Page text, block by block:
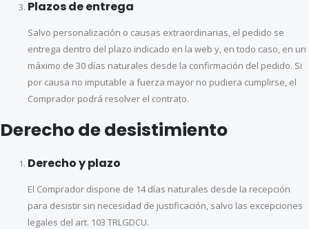
Plazos de entrega
Salvo personalización o causas extraordinarias, el pedido se
entrega dentro del plazo indicado en la web y, en todo caso, en un
máximo de 30 días naturales desde la confirmación del pedido. Si
por causa no imputable a fuerza mayor no pudiera cumplirse, el
Comprador podrá resolver el contrato.
Derecho de desistimiento
Derecho y plazo
El Comprador dispone de 14 días naturales desde la recepción
para desistir sin necesidad de justificación, salvo las excepciones
legales del art. 103 TRLGDCU.